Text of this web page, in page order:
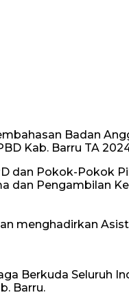
Badan
Kab. Barru TA
dan Pokok-Pokok
dan Pengambilan
menghadirkan
Berkuda Seluruh
Barru.